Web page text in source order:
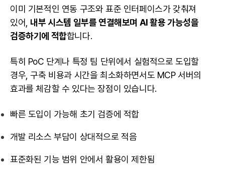
이미 기본적인 연동 구조와 표준 인터페이스가 갖춰져
있어, 내부 시스템 일부를 연결해보며 AI 활용 가능성을
검증하기에 적합합니다.
특히 PoC 단계나 특정 팀 단위에서 실험적으로 도입할
경우, 구축 비용과 시간을 최소화하면서도 MCP 서버의
효과를 체감할 수 있다는 장점이 있습니다.
빠른 도입이 가능해 초기 검증에 적합
개발 리소스 부담이 상대적으로 적음
표준화된 기능 범위 안에서 활용이 제한됨